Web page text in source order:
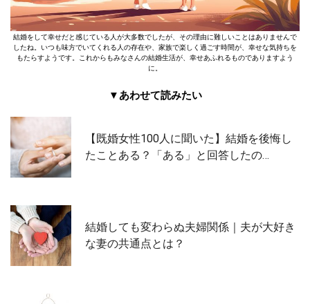
結婚をして幸せだと感じている人が大多数でしたが、その理由に難しいことはありませんで
したね。いつも味方でいてくれる人の存在や、家族で楽しく過ごす時間が、幸せな気持ちを
もたらすようです。これからもみなさんの結婚生活が、幸せあふれるものでありますよう
に。
▼あわせて読みたい
【既婚女性100人に聞いた】結婚を後悔し
たことある？「ある」と回答したの…
結婚しても変わらぬ夫婦関係｜夫が大好き
な妻の共通点とは？